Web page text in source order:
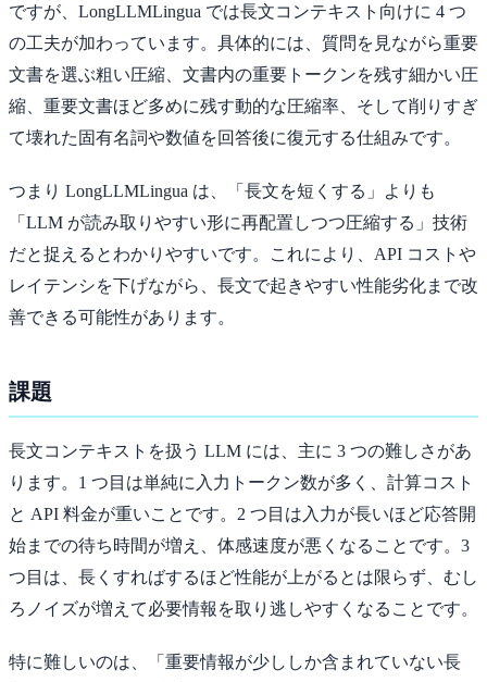
ですが、LongLLMLingua では長文コンテキスト向けに 4 つ
の工夫が加わっています。具体的には、質問を見ながら重要
文書を選ぶ粗い圧縮、文書内の重要トークンを残す細かい圧
縮、重要文書ほど多めに残す動的な圧縮率、そして削りすぎ
て壊れた固有名詞や数値を回答後に復元する仕組みです。
つまり LongLLMLingua は、「長文を短くする」よりも
「LLM が読み取りやすい形に再配置しつつ圧縮する」技術
だと捉えるとわかりやすいです。これにより、API コストや
レイテンシを下げながら、長文で起きやすい性能劣化まで改
善できる可能性があります。
課題
長文コンテキストを扱う LLM には、主に 3 つの難しさがあ
ります。1 つ目は単純に入力トークン数が多く、計算コスト
と API 料金が重いことです。2 つ目は入力が長いほど応答開
始までの待ち時間が増え、体感速度が悪くなることです。3
つ目は、長くすればするほど性能が上がるとは限らず、むし
ろノイズが増えて必要情報を取り逃しやすくなることです。
特に難しいのは、「重要情報が少ししか含まれていない長